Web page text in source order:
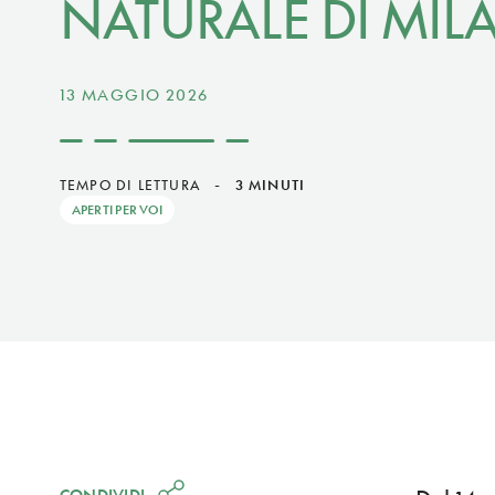
NATURALE DI
13 MAGGIO 2026
TEMPO DI LETTURA - 3 MINUTI
APERTI PER VOI